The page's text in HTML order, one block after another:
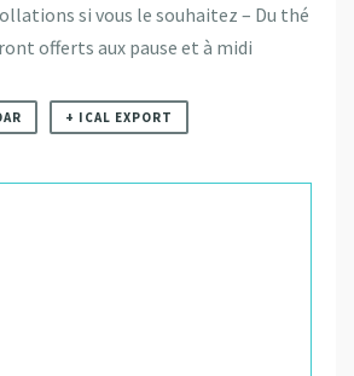
si vous le souhaitez – Du thé
offerts aux pause et à midi
+ ICAL EXPORT